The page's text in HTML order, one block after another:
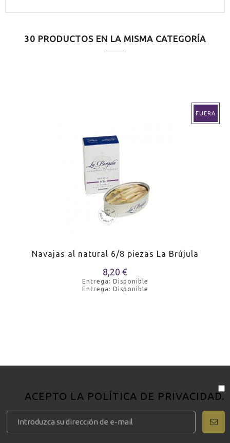
30 PRODUCTOS EN LA MISMA CATEGORÍA
FUERA
Navajas al natural 6/8 piezas La Brújula
8,20 €
Entrega: Disponible
Entrega: Disponible
ACEPTO LA POLÍTICA DE PRIVACIDAD.